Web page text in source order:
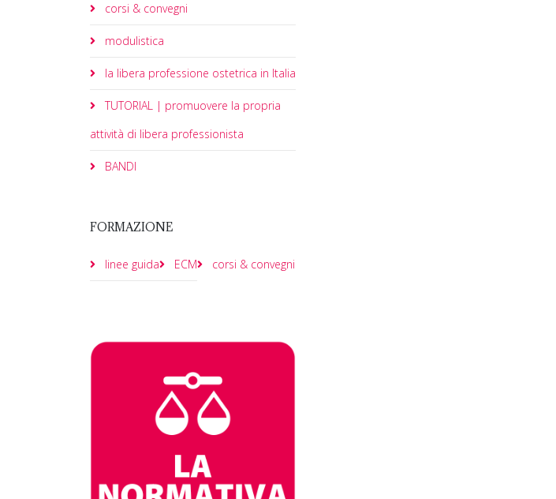
corsi & convegni
modulistica
la libera professione ostetrica in Italia
TUTORIAL | promuovere la propria
attività di libera professionista
BANDI
FORMAZIONE
linee guida ECM corsi & convegni